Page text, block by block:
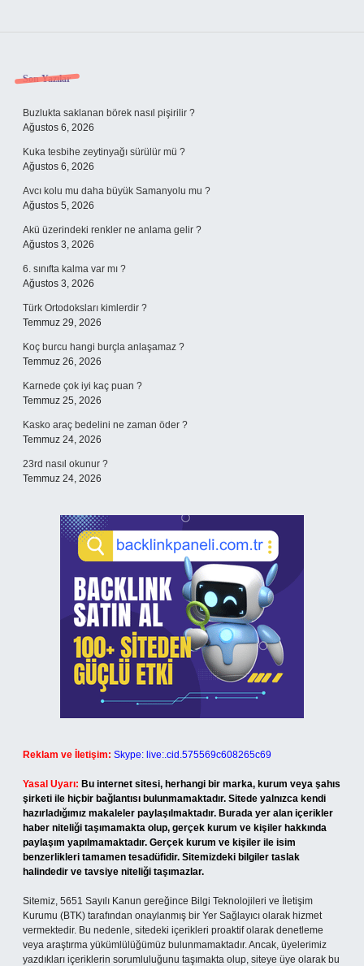
Sidebar
Son Yazılar
Buzlukta saklanan börek nasıl pişirilir ?
Ağustos 6, 2026
Kuka tesbihe zeytinyağı sürülür mü ?
Ağustos 6, 2026
Avcı kolu mu daha büyük Samanyolu mu ?
Ağustos 5, 2026
Akü üzerindeki renkler ne anlama gelir ?
Ağustos 3, 2026
6. sınıfta kalma var mı ?
Ağustos 3, 2026
Türk Ortodoksları kimlerdir ?
Temmuz 29, 2026
Koç burcu hangi burçla anlaşamaz ?
Temmuz 26, 2026
Karnede çok iyi kaç puan ?
Temmuz 25, 2026
Kasko araç bedelini ne zaman öder ?
Temmuz 24, 2026
23rd nasıl okunur ?
Temmuz 24, 2026
Reklam ve İletişim: Skype: live:.cid.575569c608265c69
Yasal Uyarı: Bu internet sitesi, herhangi bir marka, kurum veya şahıs
şirketi ile hiçbir bağlantısı bulunmamaktadır. Sitede yalnızca kendi
hazırladığımız makaleler paylaşılmaktadır. Burada yer alan içerikler
haber niteliği taşımamakta olup, gerçek kurum ve kişiler hakkında
paylaşım yapılmamaktadır. Gerçek kurum ve kişiler ile isim
benzerlikleri tamamen tesadüfidir. Sitemizdeki bilgiler taslak
halindedir ve tavsiye niteliği taşımazlar.
Sitemiz, 5651 Sayılı Kanun gereğince Bilgi Teknolojileri ve İletişim
Kurumu (BTK) tarafından onaylanmış bir Yer Sağlayıcı olarak hizmet
vermektedir. Bu nedenle, sitedeki içerikleri proaktif olarak denetleme
veya araştırma yükümlülüğümüz bulunmamaktadır. Ancak, üyelerimiz
yazdıkları içeriklerin sorumluluğunu taşımakta olup, siteye üye olarak bu